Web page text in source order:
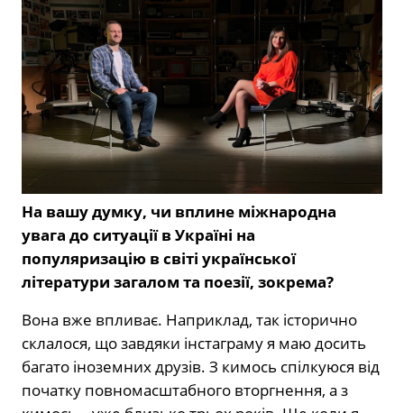
На вашу думку, чи вплине міжнародна
увага до ситуації в Україні на
популяризацію в світі української
літератури загалом та поезії, зокрема?
Вона вже впливає. Наприклад, так історично
склалося, що завдяки інстаграму я маю досить
багато іноземних друзів. З кимось спілкуюся від
початку повномасштабного вторгнення, а з